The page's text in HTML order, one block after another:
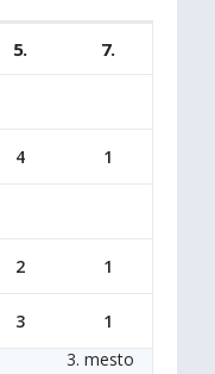
5. 7.
4 1
2 1
3 1
3. mesto